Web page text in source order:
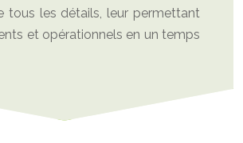
tous les détails, leur permettant
et opérationnels en un temps